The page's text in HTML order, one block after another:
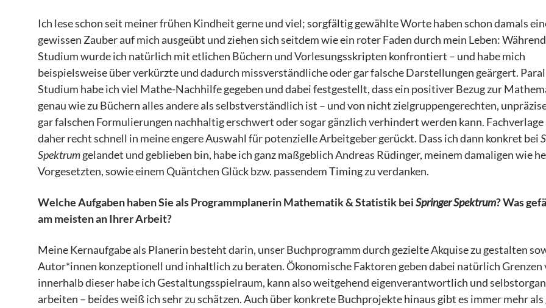
Ich lese schon seit meiner frühen Kindheit gerne und viel; sorgfältig gewählte Worte haben schon damals
gewissen Zauber auf mich ausgeübt und ziehen sich seitdem wie ein roter Faden durch mein Leben:
Studium wurde ich natürlich mit etlichen Büchern und Vorlesungsskripten konfrontiert – und habe mich
beispielsweise über verkürzte und dadurch missverständliche oder gar falsche Darstellungen geärgert.
Studium habe ich viel Mathe-Nachhilfe gegeben und dabei festgestellt, dass ein positiver Bezug zur
genau wie zu Büchern alles andere als selbstverständlich ist – und von nicht zielgruppengerechten,
gar falschen Formulierungen nachhaltig erschwert oder sogar gänzlich verhindert werden kann. Fachverlage
daher recht schnell in meine engere Auswahl für potenzielle Arbeitgeber gerückt. Dass ich dann konkret bei
Spektrumgelandet und geblieben bin, habe ich ganz maßgeblich Andreas Rüdinger, meinem damaligen wie
Vorgesetzten, sowie einem Quäntchen Glück bzw. passendem Timing zu verdanken.
Welche Aufgaben haben Sie als Programmplanerin Mathematik & Statistik beiSpringer Spektrum? Was
am meisten an Ihrer Arbeit?
Meine Kernaufgabe als Planerin besteht darin, unser Buchprogramm durch gezielte Akquise zu gestalten
Autor*innen konzeptionell und inhaltlich zu beraten. Ökonomische Faktoren geben dabei natürlich Grenzen
innerhalb dieser habe ich Gestaltungsspielraum, kann also weitgehend eigenverantwortlich und
arbeiten – beides weiß ich sehr zu schätzen. Auch über konkrete Buchprojekte hinaus gibt es immer mehr als